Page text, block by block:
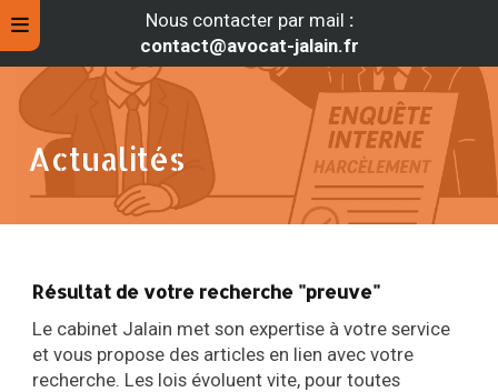
Nous contacter par mail :
contact@avocat-jalain.fr
Actualités
Résultat de votre recherche "preuve"
Le cabinet Jalain met son expertise à votre service
et vous propose des articles en lien avec votre
recherche. Les lois évoluent vite, pour toutes